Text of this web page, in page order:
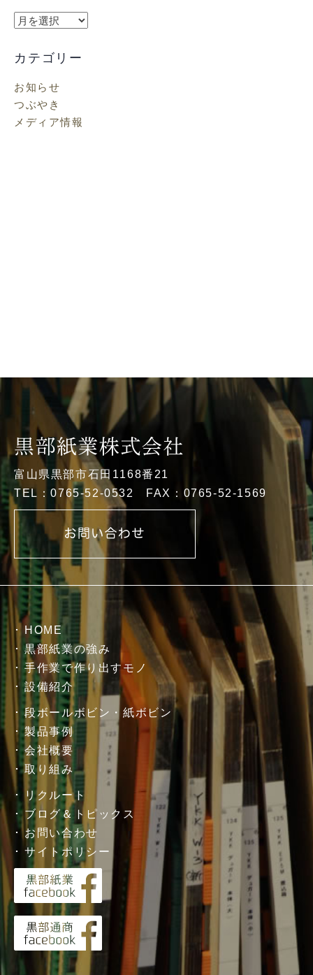
ア
カ
ブ
カテゴリー
お知らせ
つぶやき
メディア情報
富山県黒部市石田1168番21
TEL：0765-52-0532 FAX：0765-52-1569
HOME
黒部紙業の強み
手作業で作り出すモノ
設備紹介
段ボールボビン・紙ボビン
製品事例
会社概要
取り組み
リクルート
ブログ＆トピックス
お問い合わせ
サイトポリシー